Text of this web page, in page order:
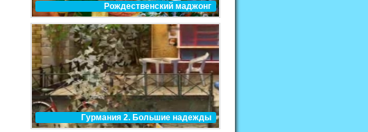
Рождественский маджонг
Гурмания 2. Большие надежды